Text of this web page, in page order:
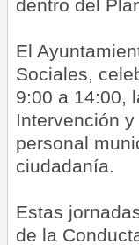
dentro del
El
Sociales,
9:00 a 14:00,
Intervención
personal
ciudadanía.
Estas
de la